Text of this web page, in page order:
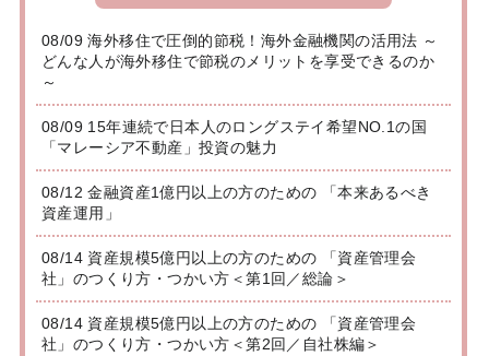
08/09 海外移住で圧倒的節税！海外金融機関の活用法 ～
どんな人が海外移住で節税のメリットを享受できるのか
～
08/09 15年連続で日本人のロングステイ希望NO.1の国
「マレーシア不動産」投資の魅力
08/12 金融資産1億円以上の方のための 「本来あるべき
資産運用」
08/14 資産規模5億円以上の方のための 「資産管理会
社」のつくり方・つかい方＜第1回／総論＞
08/14 資産規模5億円以上の方のための 「資産管理会
社」のつくり方・つかい方＜第2回／自社株編＞